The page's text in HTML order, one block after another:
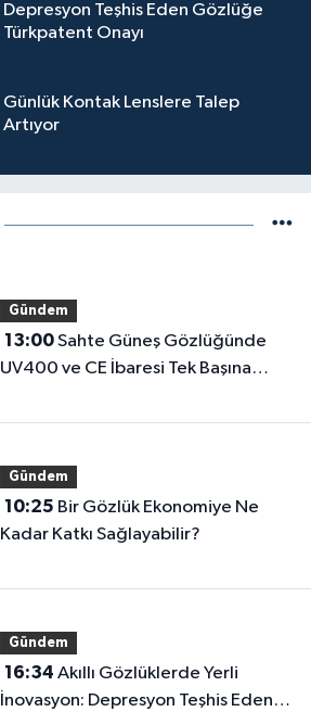
Depresyon Teşhis Eden Gözlüğe
Türkpatent Onayı
Günlük Kontak Lenslere Talep
Artıyor
Gündem
13:00Sahte Güneş Gözlüğünde
UV400 ve CE İbaresi Tek Başına
Gündem
10:25
Kadar Katkı Sağlayabilir?
Gündem
16:34
İnovasyon: Depresyon Teşhis Eden